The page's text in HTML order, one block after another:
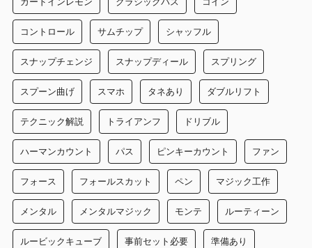
コントロール サムチップ シャッフル
スナップチェンジ スナップディール スプリング
スプーン曲げ スマホ タネあり ダブルリフト
テクニック解説 トライアンフ ドリブル
ハーマンカウント パス ピンキーカウント ファン
フォース フォールスカット ペン マジック工作
メンタル メンタルマジック モンテ ルーティーン
ルービックキューブ 事前セット必要 準備あり